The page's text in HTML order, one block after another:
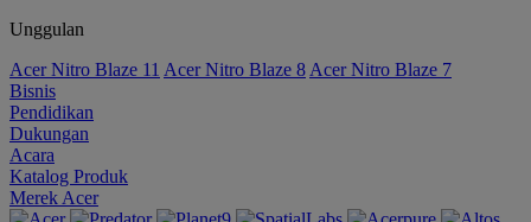
Unggulan
Acer Nitro Blaze 11 Acer Nitro Blaze 8 Acer Nitro Blaze 7
Bisnis
Pendidikan
Dukungan
Acara
Katalog Produk
Merek Acer